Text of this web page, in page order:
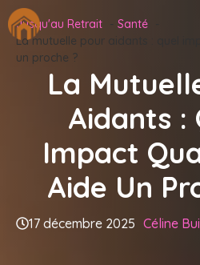
Aller
au
contenu
Jusqu'au Retrait
Santé
La mutuelle pour aidants : quel
un proche ?
La
Aidants :
Impact
Aide Un
17 décembre 2025 Céline